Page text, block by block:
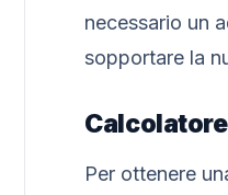
necessario un
sopportare la
Per ottenere